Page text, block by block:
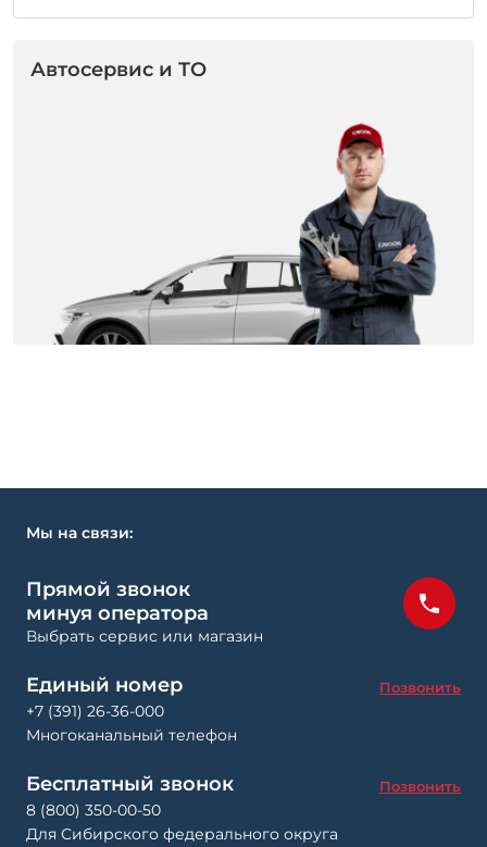
Автосервис и ТО
Мы на связи:
Прямой звонок
минуя оператора
Выбрать сервис или магазин
Единый номер Позвонить
+7 (391) 26-36-000
Многоканальный телефон
Бесплатный звонок Позвонить
8 (800) 350-00-50
Для Сибирского федерального округа